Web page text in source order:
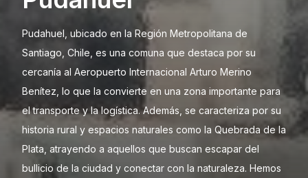
Pudahuel, ubicado en la Región Metropolitana de
Santiago, Chile, es una comuna que destaca por su
cercanía al Aeropuerto Internacional Arturo Merino
Benítez, lo que la convierte en una zona importante para
el transporte y la logística. Además, se caracteriza por su
historia rural y espacios naturales como la Quebrada de la
Plata, atrayendo a aquellos que buscan escapar del
bullicio de la ciudad y conectar con la naturaleza. Hemos